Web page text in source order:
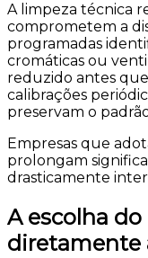
A limpeza técnica
comprometem a
programadas
cromáticas ou
reduzido antes
calibrações
preservam o
Empresas que
prolongam
drasticamente
A escolha
diretamente